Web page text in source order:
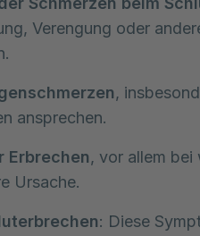
Verengung oder
,
ansprechen.
Erbrechen, vor allem bei
Ursache.
: Diese